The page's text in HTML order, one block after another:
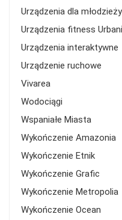
Urządzenia dla młodzieży
Urządzenia fitness
Urządzenia interaktywne
Urządzenie ruchowe
Vivarea
Wodociągi
Wspaniałe Miasta
Wykończenie Amazonia
Wykończenie Etnik
Wykończenie Grafic
Wykończenie Metropolia
Wykończenie Ocean